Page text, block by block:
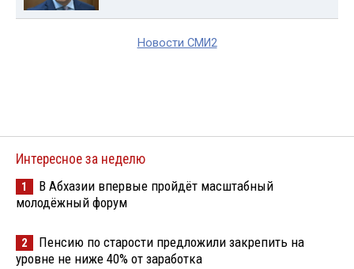
Новости СМИ2
Интересное за неделю
1
В Абхазии впервые пройдёт масштабный
молодёжный форум
2
Пенсию по старости предложили закрепить на
уровне не ниже 40% от заработка